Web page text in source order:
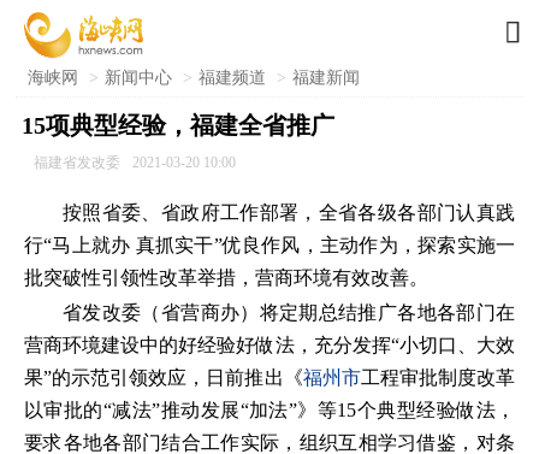

海峡网 > 新闻中心 > 福建频道 > 福建新闻
15项典型经验，福建全省推广
福建省发改委 2021-03-20 10:00
按照省委、省政府工作部署，全省各级各部门认真践
行“马上就办 真抓实干”优良作风，主动作为，探索实施一
批突破性引领性改革举措，营商环境有效改善。
省发改委（省营商办）将定期总结推广各地各部门在
营商环境建设中的好经验好做法，充分发挥“小切口、大效
果”的示范引领效应，日前推出《福州市工程审批制度改革
以审批的“减法”推动发展“加法”》等15个典型经验做法，
要求各地各部门结合工作实际，组织互相学习借鉴，对条